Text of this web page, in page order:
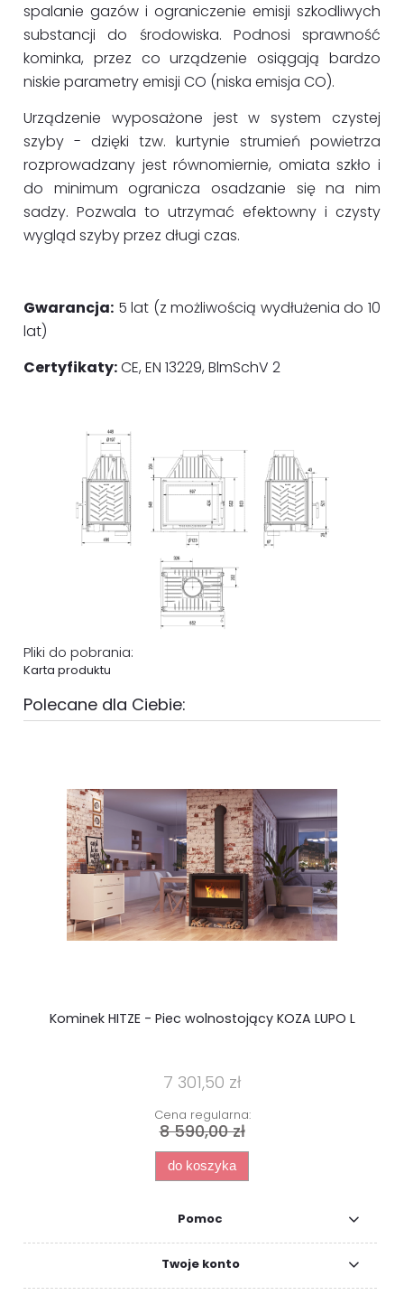
spalanie gazów i ograniczenie emisji szkodliwych
substancji do środowiska. Podnosi sprawność
kominka, przez co urządzenie osiągają bardzo
niskie parametry emisji CO (niska emisja CO).
Urządzenie wyposażone jest w system czystej
szyby - dzięki tzw. kurtynie strumień powietrza
rozprowadzany jest równomiernie, omiata szkło i
do minimum ogranicza osadzanie się na nim
sadzy. Pozwala to utrzymać efektowny i czysty
wygląd szyby przez długi czas.
Gwarancja: 5 lat (z możliwością wydłużenia do 10
lat)
Certyfikaty:CE, EN 13229, BlmSchV 2
Pliki do pobrania:
Karta produktu
Polecane dla Ciebie:
Kominek HITZE - Piec wolnostojący KOZA LUPO L
7 301,50 zł
Cena regularna:
8 590,00 zł
do koszyka
Pomoc
Twoje konto